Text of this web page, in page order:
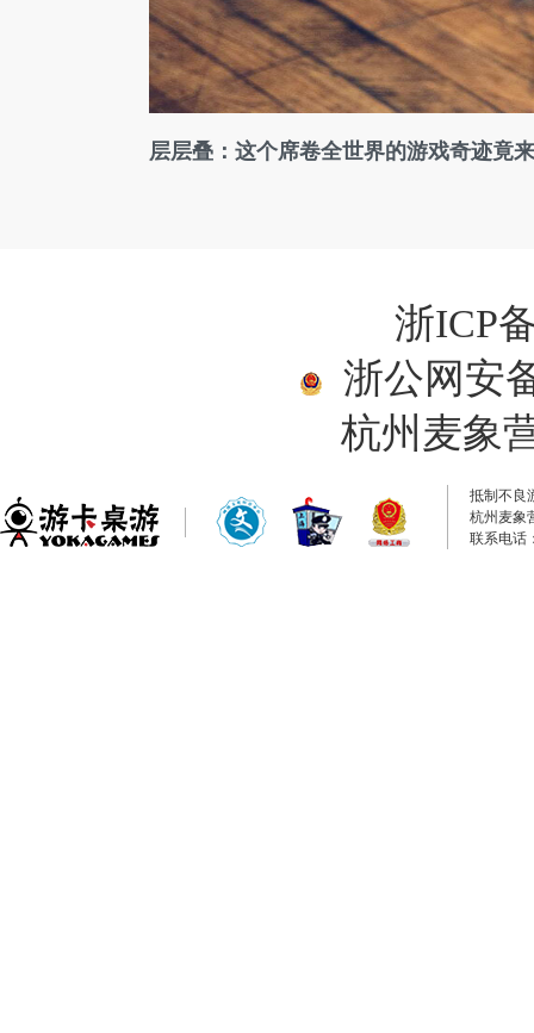
层层叠：这个席卷全世界的游戏奇迹竟
浙ICP
浙公网安
杭州麦象
抵制不良
杭州麦象
联系电话